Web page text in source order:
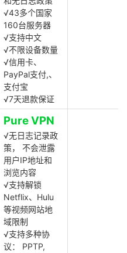
√43多个国家
160台服务器
√支持中文
√不限设备数量
√信用卡、
PayPal支付,、
支付宝
√7天退款保证
Pure VPN
√无日志记录政
策， 不会泄露
用户IP地址和
浏览内容
√支持解锁
Netflix、Hulu
等视频网站地
域限制
√支持多种协
议： PPTP,